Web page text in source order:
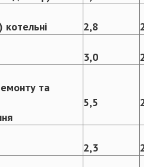
котельні 2,8
3,0
та
5,5
2,3